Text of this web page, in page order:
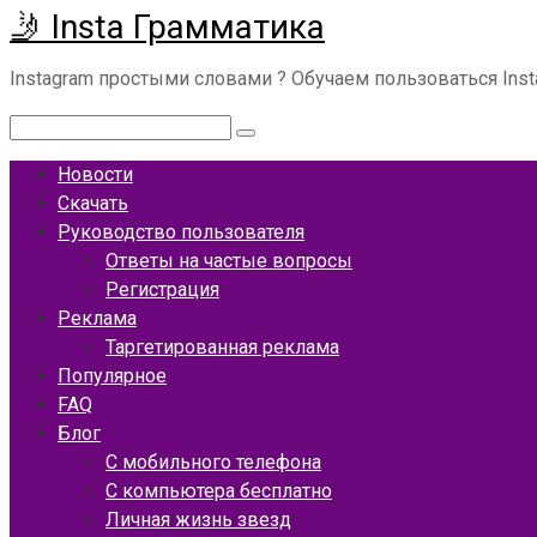
Перейти
к
контенту
🤳 Insta Грамматика
Instagram простыми словами ? Обучаем пользоваться
Новости
Скачать
Руководство пользователя
Ответы на частые вопросы
Регистрация
Реклама
Таргетированная реклама
Популярное
FAQ
Блог
С мобильного телефона
С компьютера бесплатно
Личная жизнь звезд